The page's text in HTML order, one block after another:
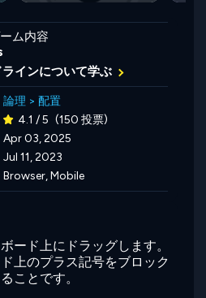
ム内容
インについて学ぶ
論理 > 配置
4.1 / 5 (150 投票)
Apr 03, 2025
Jul 11, 2023
Browser, Mobile
ード上にドラッグします。
上のプラス記号をブロック
ことです。